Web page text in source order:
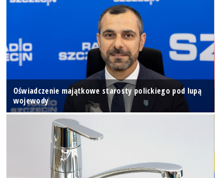
Oświadczenie majątkowe starosty polickiego pod lupą
wojewody